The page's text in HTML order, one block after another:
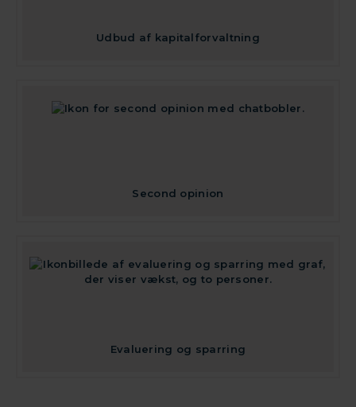
Udbud af kapitalforvaltning
Second opinion
Evaluering og sparring